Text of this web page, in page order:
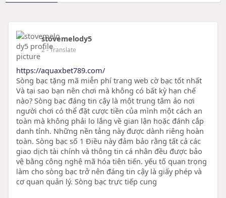
stovemelody5
2- Translate
https://aquaxbet789.com/
Sòng bạc tặng mã miễn phí trang web cờ bạc tốt nhất
Và tại sao bạn nên chơi mà không có bất kỳ hạn chế
nào? Sòng bạc đáng tin cậy là một trung tâm ảo nơi
người chơi có thể đặt cược tiền của mình một cách an
toàn mà không phải lo lắng về gian lận hoặc đánh cắp
danh tính. Những nền tảng này được dành riêng hoàn
toàn. Sòng bạc số 1 Điều này đảm bảo rằng tất cả các
giao dịch tài chính và thông tin cá nhân đều được bảo
vệ bằng công nghệ mã hóa tiên tiến. yếu tố quan trọng
làm cho sòng bạc trở nên đáng tin cậy là giấy phép và
cơ quan quản lý. Sòng bạc trực tiếp cung